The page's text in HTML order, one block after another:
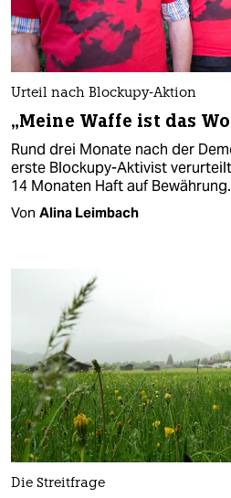
Urteil nach Blockupy-Aktion
„Meine Waffe ist das
Rund drei Monate nach der
erste Blockupy-Aktivist
14 Monaten Haft auf Bewährung.
Von Alina Leimbach
Die Streitfrage